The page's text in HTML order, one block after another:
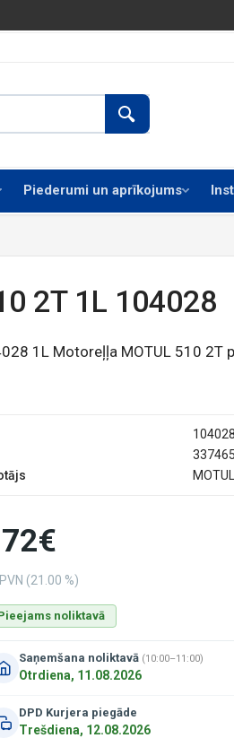
Piederumi un aprīkojums
2T 1L 104028
1L Motoreļļa MOTUL 510 2T
104028
MOTUL
(21.00 %)
noliktavā
Saņemšana noliktavā (10:00–11:00)
Otrdiena, 11.08.2026
DPD Kurjera piegāde
Trešdiena, 12.08.2026